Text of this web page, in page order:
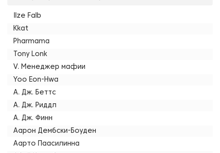
Ilze Falb
Kkat
Pharmama
Tony Lonk
V. Менеджер мафии
Yoo Eon-Hwa
А. Дж. Беттс
А. Дж. Риддл
А. Дж. Финн
Аарон Дембски-Боуден
Аарто Паасилинна